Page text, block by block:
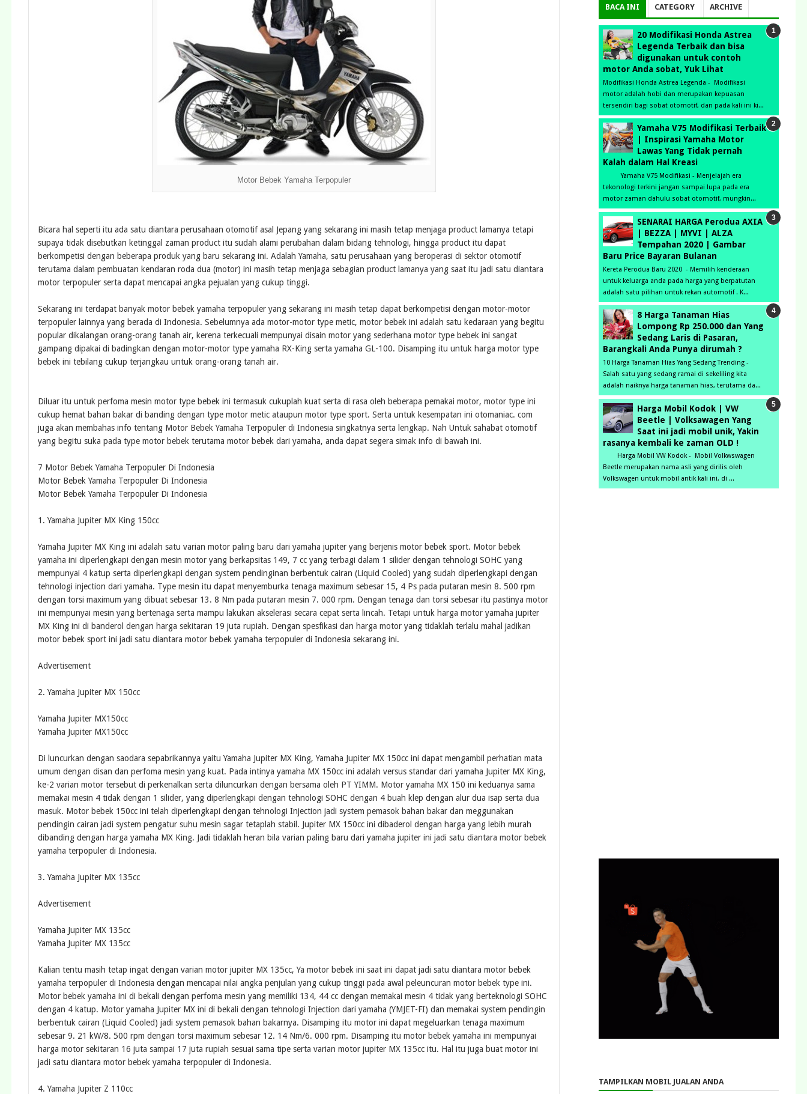
Motor Bebek Yamaha Terpopuler
Bicara hal seperti itu ada satu diantara perusahaan otomotif asal Jepang yang sekarang ini masih tetap menjaga product lamanya tetapi
supaya tidak disebutkan ketinggal zaman product itu sudah alami perubahan dalam bidang tehnologi, hingga product itu dapat
berkompetisi dengan beberapa produk yang baru sekarang ini. Adalah Yamaha, satu perusahaan yang beroperasi di sektor otomotif
terutama dalam pembuatan kendaran roda dua (motor) ini masih tetap menjaga sebagian product lamanya yang saat itu jadi satu diantara
motor terpopuler serta dapat mencapai angka pejualan yang cukup tinggi.
Sekarang ini terdapat banyak motor bebek yamaha terpopuler yang sekarang ini masih tetap dapat berkompetisi dengan motor-motor
terpopuler lainnya yang berada di Indonesia. Sebelumnya ada motor-motor type metic, motor bebek ini adalah satu kedaraan yang begitu
popular dikalangan orang-orang tanah air, kerena terkecuali mempunyai disain motor yang sederhana motor type bebek ini sangat
gampang dipakai di badingkan dengan motor-motor type yamaha RX-King serta yamaha GL-100. Disamping itu untuk harga motor type
bebek ini tebilang cukup terjangkau untuk orang-orang tanah air.
Diluar itu untuk perfoma mesin motor type bebek ini termasuk cukuplah kuat serta di rasa oleh beberapa pemakai motor, motor type ini
cukup hemat bahan bakar di banding dengan type motor metic ataupun motor type sport. Serta untuk kesempatan ini otomaniac. com
juga akan membahas info tentang Motor Bebek Yamaha Terpopuler di Indonesia singkatnya serta lengkap. Nah Untuk sahabat otomotif
yang begitu suka pada type motor bebek terutama motor bebek dari yamaha, anda dapat segera simak info di bawah ini.
7 Motor Bebek Yamaha Terpopuler Di Indonesia
Motor Bebek Yamaha Terpopuler Di Indonesia
Motor Bebek Yamaha Terpopuler Di Indonesia
1. Yamaha Jupiter MX King 150cc
Yamaha Jupiter MX King ini adalah satu varian motor paling baru dari yamaha jupiter yang berjenis motor bebek sport. Motor bebek
yamaha ini diperlengkapi dengan mesin motor yang berkapsitas 149, 7 cc yang terbagi dalam 1 silider dengan tehnologi SOHC yang
mempunyai 4 katup serta diperlengkapi dengan system pendinginan berbentuk cairan (Liquid Cooled) yang sudah diperlengkapi dengan
tehnologi injection dari yamaha. Type mesin itu dapat menyemburka tenaga maximum sebesar 15, 4 Ps pada putaran mesin 8. 500 rpm
dengan torsi maximum yang dibuat sebesar 13. 8 Nm pada putaran mesin 7. 000 rpm. Dengan tenaga dan torsi sebesar itu pastinya motor
ini mempunyai mesin yang bertenaga serta mampu lakukan akselerasi secara cepat serta lincah. Tetapi untuk harga motor yamaha jupiter
MX King ini di banderol dengan harga sekitaran 19 juta rupiah. Dengan spesfikasi dan harga motor yang tidaklah terlalu mahal jadikan
motor bebek sport ini jadi satu diantara motor bebek yamaha terpopuler di Indonesia sekarang ini.
Advertisement
2. Yamaha Jupiter MX 150cc
Yamaha Jupiter MX150cc
Yamaha Jupiter MX150cc
Di luncurkan dengan saodara sepabrikannya yaitu Yamaha Jupiter MX King, Yamaha Jupiter MX 150cc ini dapat mengambil perhatian mata
umum dengan disan dan perfoma mesin yang kuat. Pada intinya yamaha MX 150cc ini adalah versus standar dari yamaha Jupiter MX King,
ke-2 varian motor tersebut di perkenalkan serta diluncurkan dengan bersama oleh PT YIMM. Motor yamaha MX 150 ini keduanya sama
memakai mesin 4 tidak dengan 1 silider, yang diperlengkapi dengan tehnologi SOHC dengan 4 buah klep dengan alur dua isap serta dua
masuk. Motor bebek 150cc ini telah diperlengkapi dengan tehnologi Injection jadi system pemasok bahan bakar dan meggunakan
pendingin cairan jadi system pengatur suhu mesin sagar tetaplah stabil. Jupiter MX 150cc ini dibaderol dengan harga yang lebih murah
dibanding dengan harga yamaha MX King. Jadi tidaklah heran bila varian paling baru dari yamaha jupiter ini jadi satu diantara motor bebek
yamaha terpopuler di Indonesia.
3. Yamaha Jupiter MX 135cc
Advertisement
Yamaha Jupiter MX 135cc
Yamaha Jupiter MX 135cc
Kalian tentu masih tetap ingat dengan varian motor jupiter MX 135cc, Ya motor bebek ini saat ini dapat jadi satu diantara motor bebek
yamaha terpopuler di Indonesia dengan mencapai nilai angka penjulan yang cukup tinggi pada awal peleuncuran motor bebek type ini.
Motor bebek yamaha ini di bekali dengan perfoma mesin yang memiliki 134, 44 cc dengan memakai mesin 4 tidak yang berteknologi SOHC
dengan 4 katup. Motor yamaha Jupiter MX ini di bekali dengan tehnologi Injection dari yamaha (YMJET-FI) dan memakai system pendingin
berbentuk cairan (Liquid Cooled) jadi system pemasok bahan bakarnya. Disamping itu motor ini dapat megeluarkan tenaga maximum
sebesar 9. 21 kW/8. 500 rpm dengan torsi maximum sebesar 12. 14 Nm/6. 000 rpm. Disamping itu motor bebek yamaha ini mempunyai
harga motor sekitaran 16 juta sampai 17 juta rupiah sesuai sama tipe serta varian motor jupiter MX 135cc itu. Hal itu juga buat motor ini
jadi satu diantara motor bebek yamaha terpopuler di Indonesia.
4. Yamaha Jupiter Z 110cc
BACA INI CATEGORY ARCHIVE
20 Modifikasi Honda Astrea
Legenda Terbaik dan bisa
digunakan untuk contoh
motor Anda sobat, Yuk Lihat
Modifikasi Honda Astrea Legenda - Modifikasi
motor adalah hobi dan merupakan kepuasan
tersendiri bagi sobat otomotif, dan pada kali ini ki...
Yamaha V75 Modifikasi Terbaik
| Inspirasi Yamaha Motor
Lawas Yang Tidak pernah
Kalah dalam Hal Kreasi
Yamaha V75 Modifikasi - Menjelajah era
tekonologi terkini jangan sampai lupa pada era
motor zaman dahulu sobat otomotif, mungkin...
SENARAI HARGA Perodua AXIA
| BEZZA | MYVI | ALZA
Tempahan 2020 | Gambar
Baru Price Bayaran Bulanan
Kereta Perodua Baru 2020 - Memilih kenderaan
untuk keluarga anda pada harga yang berpatutan
adalah satu pilihan untuk rekan automotif . K...
8 Harga Tanaman Hias
Lompong Rp 250.000 dan Yang
Sedang Laris di Pasaran,
Barangkali Anda Punya dirumah ?
10 Harga Tanaman Hias Yang Sedang Trending -
Salah satu yang sedang ramai di sekeliling kita
adalah naiknya harga tanaman hias, terutama da...
Harga Mobil Kodok | VW
Beetle | Volksawagen Yang
Saat ini jadi mobil unik, Yakin
rasanya kembali ke zaman OLD !
Harga Mobil VW Kodok - Mobil Volkwswagen
Beetle merupakan nama asli yang dirilis oleh
Volkswagen untuk mobil antik kali ini, di ...
TAMPILKAN MOBIL JUALAN ANDA